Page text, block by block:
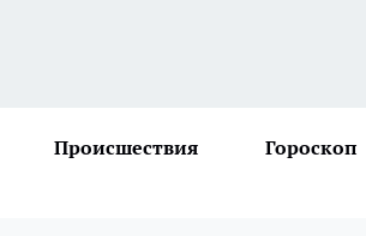
Происшествия Гороскоп